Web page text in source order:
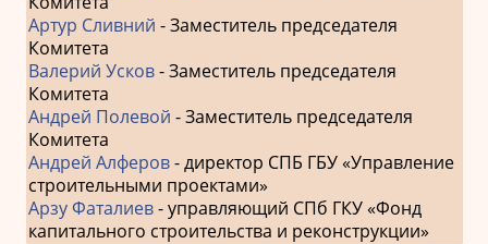
Артур Сливний - Заместитель председателя
Комитета
Валерий Усков- Заместитель председателя
Комитета
Андрей Полевой - Заместитель председателя
Комитета
Андрей Алферов- директор СПБ ГБУ «Управление
строительными проектами»
Арзу Фаталиев- управляющий СПб ГКУ «Фонд
капитального строительства и реконструкции»